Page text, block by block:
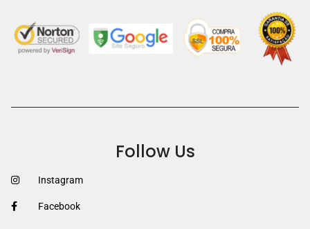
Follow Us
Instagram
Facebook